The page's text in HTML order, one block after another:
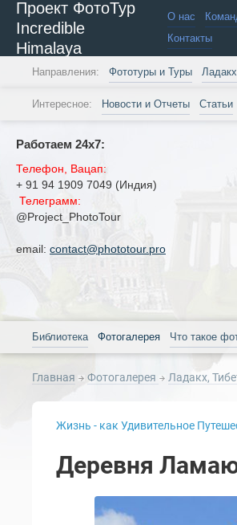
Проект ФотоТур
Incredible
Himalaya
О нас
Контакты
Направления: Фототуры и Туры Ладакх
Интересное: Новости и Отчеты Статьи
Работаем 24х7:
Телефон, Вацап:
+ 91 94 1909 7049 (Индия)
Телеграмм:
@Project_PhotoTour
email: contact@phototour.pro
Библиотека Фотогалерея Что такое
Главная Фотогалерея Ладакх,
Жизнь - как Удивительное
Деревня